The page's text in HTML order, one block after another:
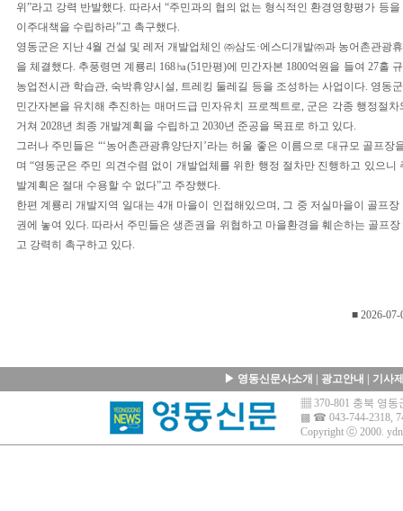
위”라고 강력 반발했다. 따라서 “주민과의 협의 없는 형식적인 환경영향평가 등
이주대책을 수립하라”고 촉구했다.
영동군은 지난 4월 건설 및 레저 개발업체인 ㈜삼도·에스디개발㈜과 농어촌관광
을 체결했다. 추풍령면 계룡리 168㏊(51만평)에 민간자본 1800억원을 들여 27홀
농업전시관 학습관, 숙박휴양시설, 트레킹 둘레길 등을 조성하는 사업이다. 영동
민간자본을 유치해 추진하는 매머드급 민자유치 프로젝트로, 군은 각종 행정절
거쳐 2028년 최종 개발계획을 수립하고 2030년 준공을 목표로 하고 있다.
그러나 주민들은 “‘농어촌관광휴양단지’라는 허울 좋은 이름으로 대규모 골프장
며 “영동군은 주민 의견수렴 없이 개발업체를 위한 행정 절차만 진행하고 있으니
발계획은 절대 수용할 수 없다”고 주장했다.
한편 계룡리 개발지역 일대는 4개 마을이 인접해있으며, 그 중 저실마을이 골프
권에 놓여 있다. 따라서 주민들은 생존권을 위협하고 마을환경을 훼손하는 골프
고 강력히 촉구하고 있다.
■ 2026-
▶ 영동신문사소개 광고안내
기사
▦ 370-801 충북 영
▩ ☎ 043-744-2318,
Copyright ⓒ 2000.